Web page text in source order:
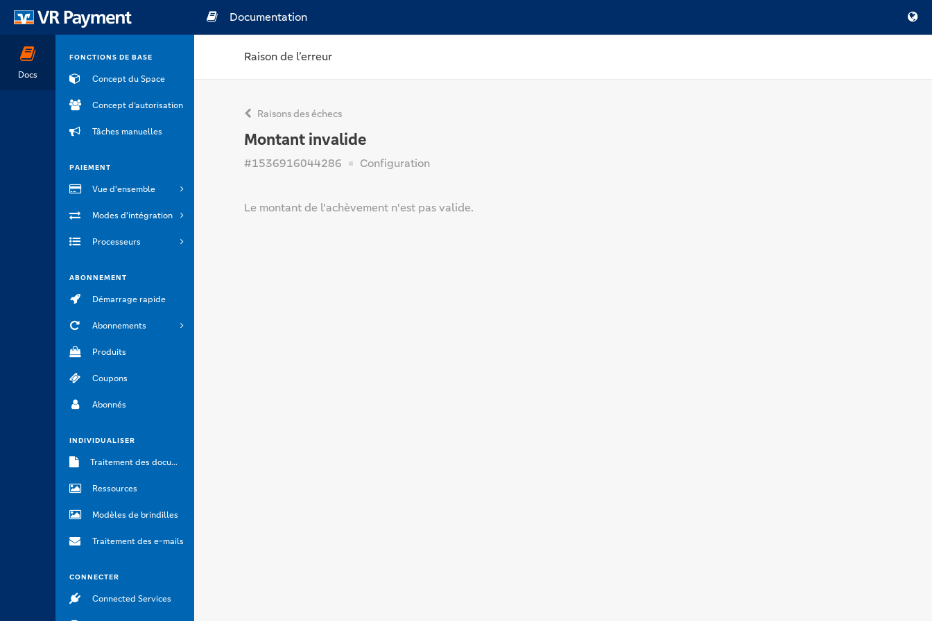
Docs
FONCTIONS DE BASE
Concept du Space
Concept d’autorisation
Tâches manuelles
PAIEMENT
Vue d'ensemble
Modes d'intégration
Processeurs
ABONNEMENT
Démarrage rapide
Abonnements
Produits
Coupons
Abonnés
INDIVIDUALISER
Traitement des documents
Ressources
Modèles de brindilles
Traitement des e-mails
CONNECTER
Connected Services
Documentation
Raison de l’erreur
Raisons des échecs
Montant invalide
#1536916044286 Configuration
Le montant de l'achèvement n'est pas valide.